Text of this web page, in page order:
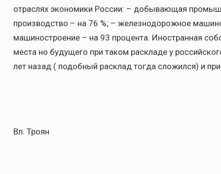
отраслях экономики России: – добывающая
производство – на 76 %; – железнодорожное
машиностроение – на 93 процента. Иностранная
места но будущего при таком раскладе у
лет назад ( подобный расклад тогда сложился) и
Вл. Троян